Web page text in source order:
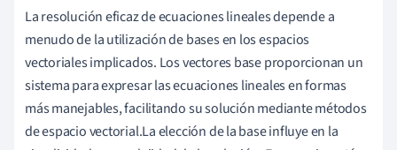
La resolución eficaz de ecuaciones lineales depende a
menudo de la utilización de bases en los espacios
vectoriales implicados. Los vectores base proporcionan un
sistema para expresar las ecuaciones lineales en formas
más manejables, facilitando su solución mediante métodos
de espacio vectorial.La elección de la base influye en la